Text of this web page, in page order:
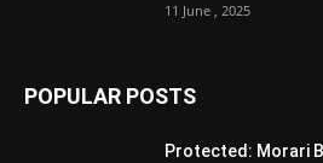
11 June , 2025
POPULAR POSTS
Protected: Morari